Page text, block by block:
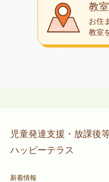
教
お住
教室
児童発達支援・放課後
ハッピーテラス
新着情報